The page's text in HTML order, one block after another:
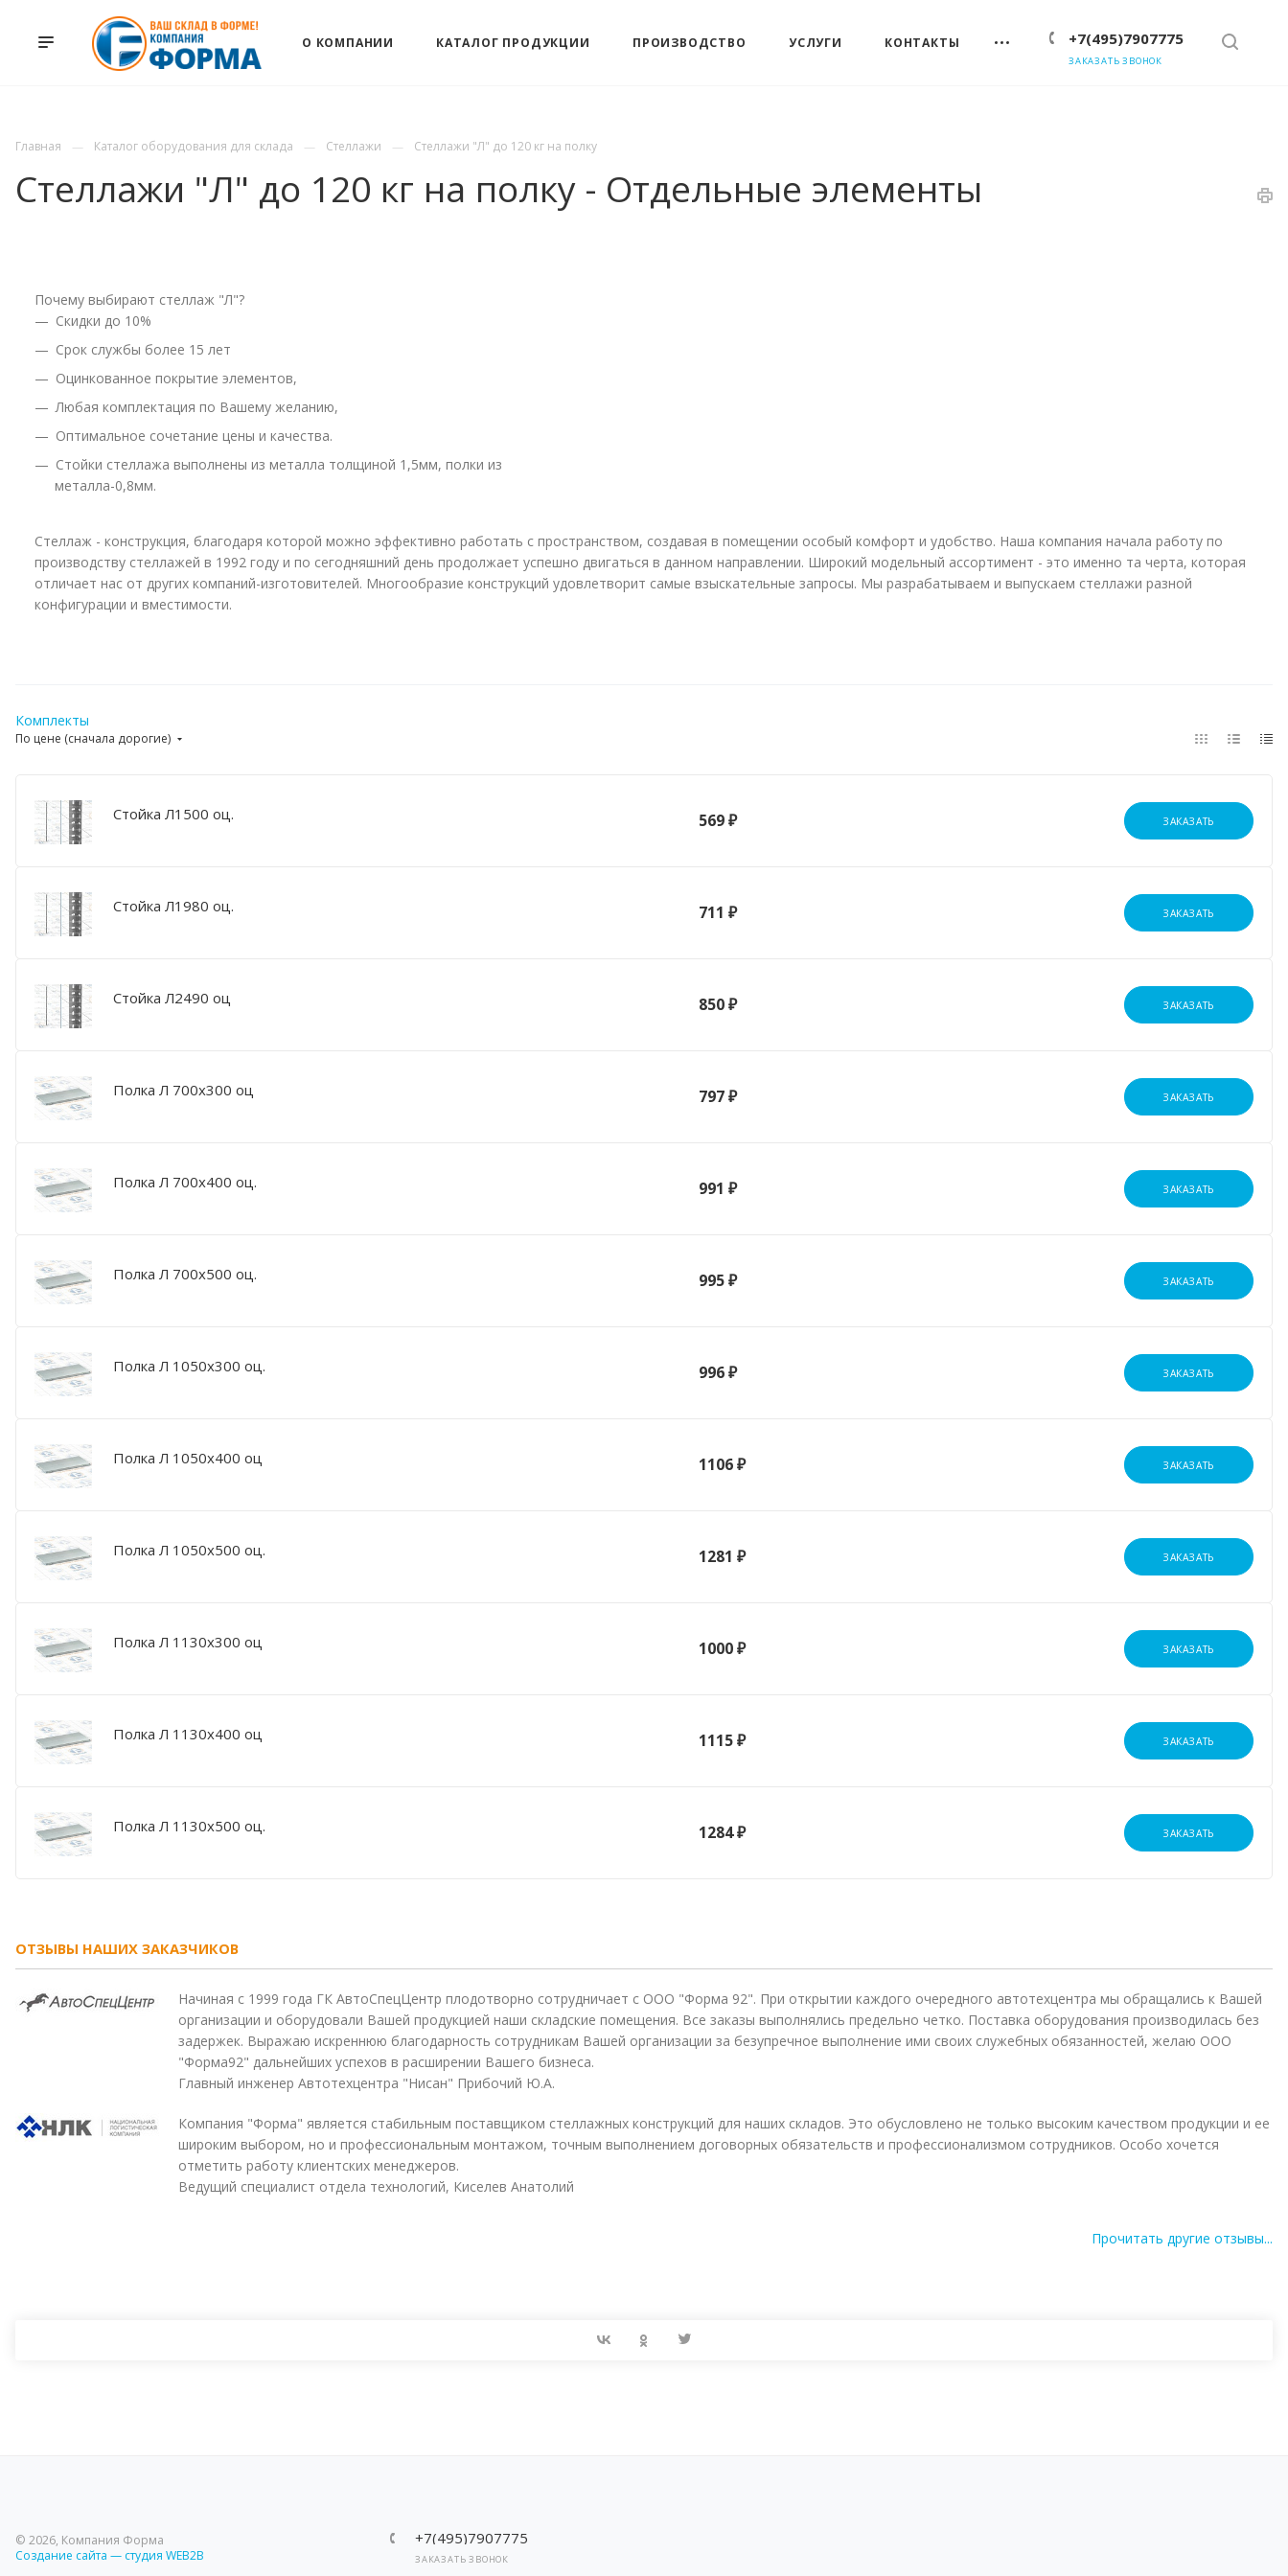
+7(495)7907775
ЗАКАЗАТЬ ЗВОНОК
О КОМПАНИИ КАТАЛОГ ПРОДУКЦИИ ПРОИЗВОДСТВО УСЛУГИ КОНТАКТЫ
Главная Каталог оборудования для склада Стеллажи Стеллажи "Л" до 120 кг на полку
Стеллажи "Л" до 120 кг на полку - Отдельные элементы
Почему выбирают стеллаж "Л"?
Cкидки до 10%
Срок службы более 15 лет
Оцинкованное покрытие элементов,
Любая комплектация по Вашему желанию,
Оптимальное сочетание цены и качества.
Стойки стеллажа выполнены из металла толщиной 1,5мм, полки из
металла-0,8мм.
Стеллаж - конструкция, благодаря которой можно эффективно работать с пространством, создавая в помещении особый комфорт и удобство. Наша компания начала работу по
производству стеллажей в 1992 году и по сегодняшний день продолжает успешно двигаться в данном направлении. Широкий модельный ассортимент - это именно та черта, которая
отличает нас от других компаний-изготовителей. Многообразие конструкций удовлетворит самые взыскательные запросы. Мы разрабатываем и выпускаем стеллажи разной
конфигурации и вместимости.
Комплекты
По цене (сначала дорогие)
Стойка Л1500 оц. 569 ₽ ЗАКАЗАТЬ
Стойка Л1980 оц. 711 ₽ ЗАКАЗАТЬ
Стойка Л2490 оц 850 ₽ ЗАКАЗАТЬ
Полка Л 700х300 оц 797 ₽ ЗАКАЗАТЬ
Полка Л 700х400 оц. 991 ₽ ЗАКАЗАТЬ
Полка Л 700х500 оц. 995 ₽ ЗАКАЗАТЬ
Полка Л 1050х300 оц. 996 ₽ ЗАКАЗАТЬ
Полка Л 1050х400 оц 1106 ₽ ЗАКАЗАТЬ
Полка Л 1050х500 оц. 1281 ₽ ЗАКАЗАТЬ
Полка Л 1130х300 оц 1000 ₽ ЗАКАЗАТЬ
Полка Л 1130х400 оц 1115 ₽ ЗАКАЗАТЬ
Полка Л 1130х500 оц. 1284 ₽ ЗАКАЗАТЬ
ОТЗЫВЫ НАШИХ ЗАКАЗЧИКОВ
Начиная с 1999 года ГК АвтоСпецЦентр плодотворно сотрудничает с ООО "Форма 92". При открытии каждого очередного автотехцентра мы обращались к Вашей
организации и оборудовали Вашей продукцией наши складские помещения. Все заказы выполнялись предельно четко. Поставка оборудования производилась без
задержек. Выражаю искреннюю благодарность сотрудникам Вашей организации за безупречное выполнение ими своих служебных обязанностей, желаю ООО
"Форма92" дальнейших успехов в расширении Вашего бизнеса.
Главный инженер Автотехцентра "Нисан" Прибочий Ю.А.
Компания "Форма" является стабильным поставщиком стеллажных конструкций для наших складов. Это обусловлено не только высоким качеством продукции и ее
широким выбором, но и профессиональным монтажом, точным выполнением договорных обязательств и профессионализмом сотрудников. Особо хочется
отметить работу клиентских менеджеров.
Ведущий специалист отдела технологий, Киселев Анатолий
Прочитать другие отзывы...
© 2026, Компания Форма
Создание сайта — студия WEB2B
+7(495)7907775
ЗАКАЗАТЬ ЗВОНОК